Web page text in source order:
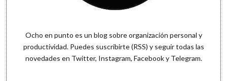
Ocho en punto es un blog sobre organización personal y
productividad. Puedes suscribirte (RSS) y seguir todas las
novedades en Twitter, Instagram, Facebooky Telegram.